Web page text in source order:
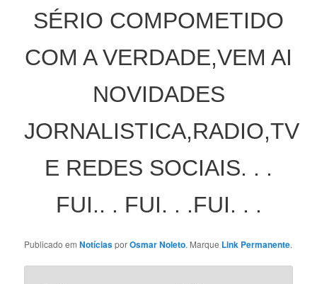
SÉRIO COMPOMETIDO
COM A VERDADE,VEM AI
NOVIDADES
JORNALISTICA,RADIO,TV
E REDES SOCIAIS. . .
FUI.. . FUI. . .FUI. . .
Publicado emNotíciasporOsmar Noleto. Marque Link Permanente.